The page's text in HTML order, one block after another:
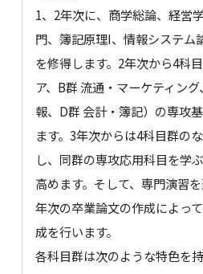
1、2年次に、商学総論、経営
門、簿記原理I、情報システム
を修得します。2年次から4科
ア、B群 流通・マーケティン
報、D群 会計・簿記）の専攻
ます。3年次からは4科目群の
し、同群の専攻応用科目を学
高めます。そして、専門演習
年次の卒業論文の作成によっ
成を行います。
各科目群は次のような特色を持